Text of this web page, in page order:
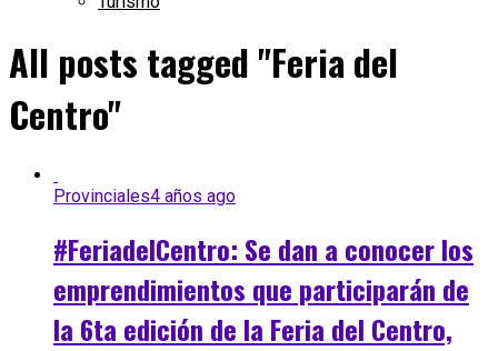
All posts tagged "Feria del
Centro"
Provinciales4 años ago
#FeriadelCentro: Se dan a conocer los
emprendimientos que participarán de
la 6ta edición de la Feria del Centro,